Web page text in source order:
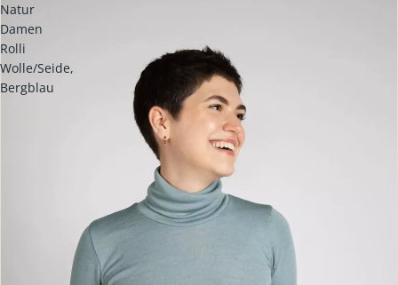
Natur
Damen
Rolli
Wolle/Seide,
Bergblau